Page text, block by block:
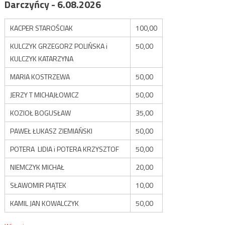
Darczyńcy - 6.08.2026
KACPER STAROŚCIAK
100,00
KULCZYK GRZEGORZ POLIŃSKA i
KULCZYK KATARZYNA
50,00
MARIA KOSTRZEWA
50,00
JERZY T MICHAJŁOWICZ
50,00
KOZIOŁ BOGUSŁAW
35,00
PAWEŁ ŁUKASZ ZIEMIAŃSKI
50,00
POTERA LIDIA i POTERA KRZYSZTOF
50,00
NIEMCZYK MICHAŁ
20,00
SŁAWOMIR PIĄTEK
10,00
KAMIL JAN KOWALCZYK
50,00